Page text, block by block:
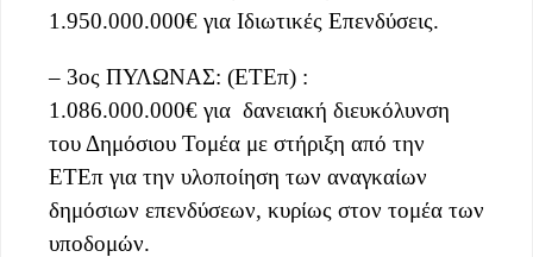
1.950.000.000€ για Ιδιωτικές Επενδύσεις.
– 3ος ΠΥΛΩΝΑΣ: (ΕΤΕπ) :
1.086.000.000€ για δανειακή διευκόλυνση
του Δημόσιου Τομέα με στήριξη από την
ΕΤΕπ για την υλοποίηση των αναγκαίων
δημόσιων επενδύσεων, κυρίως στον τομέα των
υποδομών.